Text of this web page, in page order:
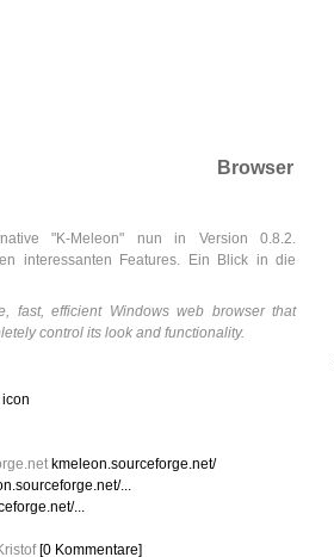
Browser
"K-Meleon" nun in Version 0.8.2.
interessanten Features. Ein Blick in die
fast, efficient Windows web browser that
control its look and functionality.
kmeleon.sourceforge.net/
...
...
[0 Kommentare]